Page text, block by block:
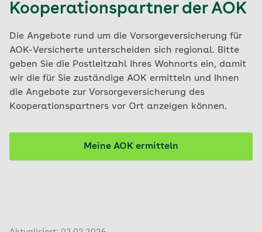
Kooperationspartner der AOK
Die Angebote rund um die Vorsorgeversicherung für
AOK-Versicherte unterscheiden sich regional. Bitte
geben Sie die Postleitzahl Ihres Wohnorts ein, damit
wir die für Sie zuständige AOK ermitteln und Ihnen
die Angebote zur Vorsorgeversicherung des
Kooperationspartners vor Ort anzeigen können.
Meine AOK ermitteln